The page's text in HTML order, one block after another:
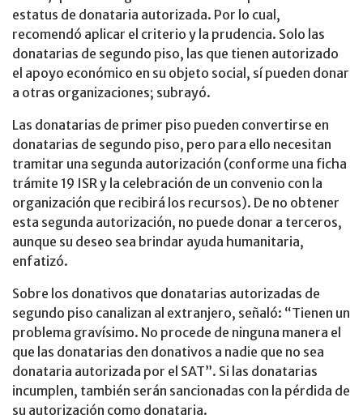
estatus de donataria autorizada. Por lo cual,
recomendó aplicar el criterio y la prudencia. Solo las
donatarias de segundo piso, las que tienen autorizado
el apoyo económico en su objeto social, sí pueden donar
a otras organizaciones; subrayó.
Las donatarias de primer piso pueden convertirse en
donatarias de segundo piso, pero para ello necesitan
tramitar una segunda autorización (conforme una ficha
trámite 19 ISR y la celebración de un convenio con la
organización que recibirá los recursos). De no obtener
esta segunda autorización, no puede donar a terceros,
aunque su deseo sea brindar ayuda humanitaria,
enfatizó.
Sobre los donativos que donatarias autorizadas de
segundo piso canalizan al extranjero, señaló: “Tienen un
problema gravísimo. No procede de ninguna manera el
que las donatarias den donativos a nadie que no sea
donataria autorizada por el SAT”. Si las donatarias
incumplen, también serán sancionadas con la pérdida de
su autorización como donataria.